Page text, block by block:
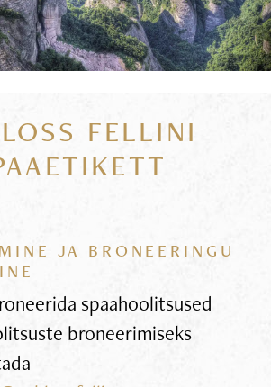
FELLINI
JA BRONEERINGU
spaahoolitsused
broneerimiseks